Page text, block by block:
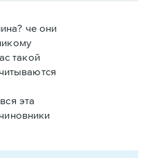
че они
такой
эта